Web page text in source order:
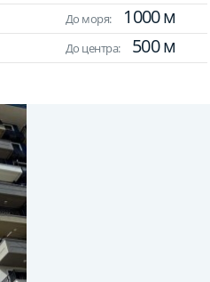
До моря: 1000 м
До центра: 500 м